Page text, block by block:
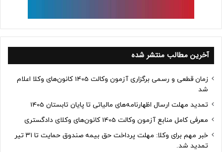
آخرین مطالب منتشر شده
زمان قطعی و رسمی برگزاری آزمون وکالت 1405 کانون‌های وکلا اعلام
شد
تمدید مهلت ارسال اظهارنامه‌های مالیاتی تا پایان تابستان 1405
معرفی کامل منابع آزمون وکالت 1405 کانون‌های وکلای دادگستری
خبر مهم برای وکلا: مهلت پرداخت حق بیمه صندوق حمایت تا ۳۱ تیر
تمدید شد.